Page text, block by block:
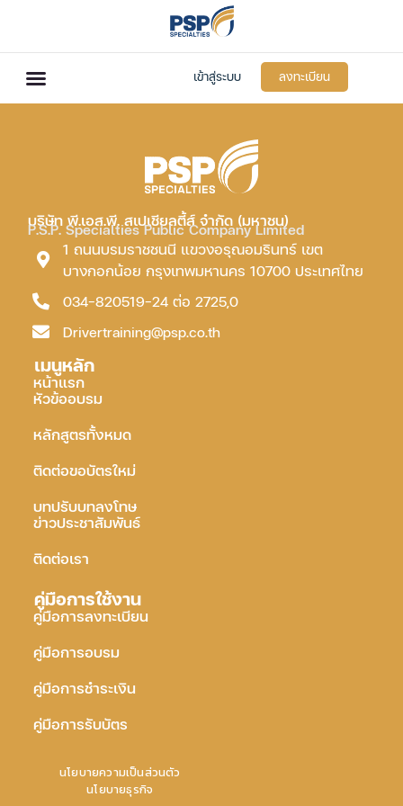
เข้าสู่ระบบ ลงทะเบียน
บริษัท พี.เอส.พี. สเปเชียลตี้ส์ จำกัด (มหาชน)
P.S.P. Specialties Public Company Limited
1 ถนนบรมราชชนนี แขวงอรุณอมรินทร์ เขต
บางกอกน้อย กรุงเทพมหานคร 10700 ประเทศไทย
034-820519-24 ต่อ 2725,0
Drivertraining@psp.co.th
เมนูหลัก
หน้าแรก
หัวข้ออบรม
หลักสูตรทั้งหมด
ติดต่อขอบัตรใหม่
บทปรับบทลงโทษ
ข่าวประชาสัมพันธ์
ติดต่อเรา
คู่มือการใช้งาน
คู่มือการลงทะเบียน
คู่มือการอบรม
คู่มือการชำระเงิน
คู่มือการรับบัตร
นโยบายความเป็นส่วนตัว
นโยบายธุรกิจ